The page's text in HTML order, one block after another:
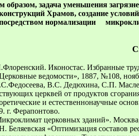
образом, задача уменьшения
Храмов, создание
нормализации
Иконостас. Избранные
ведомости», 1887, №108,
В.С. Дедюхина, С.П.
церквей от продуктов
и естественнонаучные
г. Ферапонтово.
церковных зданий».
«Оптимизация составов